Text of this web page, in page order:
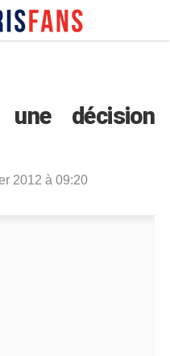
une décision
2012 à 09:20